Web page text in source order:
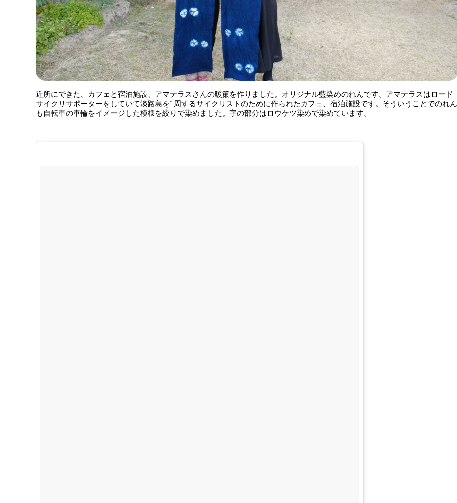
近所にできた、カフェと宿泊施設、アマテラスさんの暖簾を作りました。オリジナル藍染めのれんです。アマテラスはロード
サイクリサポーターをしていて淡路島を1周するサイクリストのために作られたカフェ、宿泊施設です。そういうことでのれん
も自転車の車輪をイメージした模様を絞りで染めました。字の部分はロウケツ染めで染めています。